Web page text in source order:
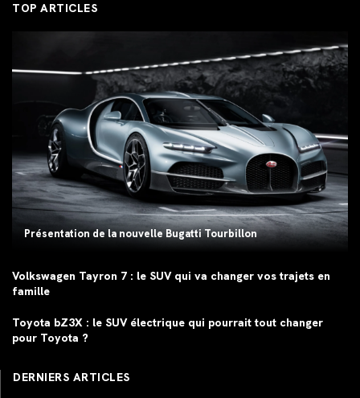
TOP ARTICLES
Présentation de la nouvelle Bugatti Tourbillon
Volkswagen Tayron 7 : le SUV qui va changer vos trajets en
famille
Toyota bZ3X : le SUV électrique qui pourrait tout changer
pour Toyota ?
DERNIERS ARTICLES